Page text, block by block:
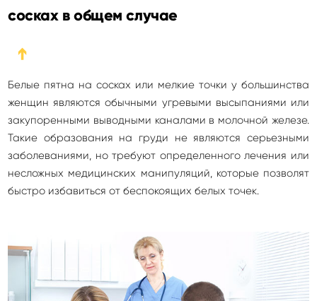
сосках в общем случае
➔
Белые пятна на сосках или мелкие точки у большинства
женщин являются обычными угревыми высыпаниями или
закупоренными выводными каналами в молочной железе.
Такие образования на груди не являются серьезными
заболеваниями, но требуют определенного лечения или
несложных медицинских манипуляций, которые позволят
быстро избавиться от беспокоящих белых точек.